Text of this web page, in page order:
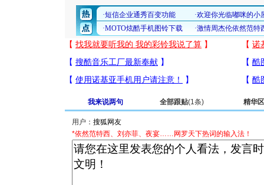
我来说两句 全部跟贴(1条) 精华区
用户：
*依然范特西、刘亦菲、夜宴……网罗天下热词的输入法！